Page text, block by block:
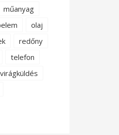
műanyag
olaj
redőny
telefon
virágküldés